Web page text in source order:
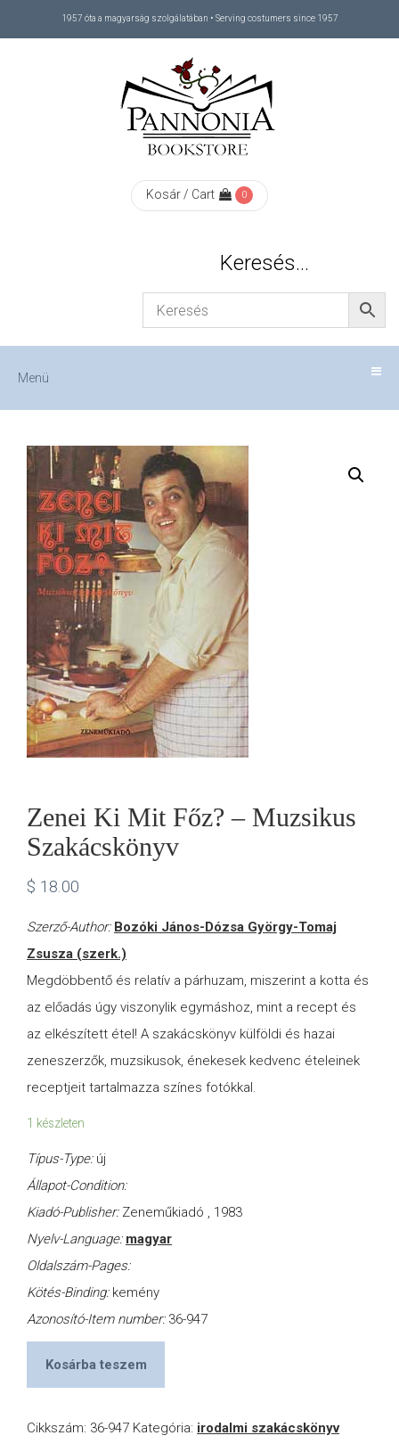
1957 óta a magyarság szolgálatában • Serving costumers since 1957
Kosár / Cart 0
Keresés…
Menü
SHOP
KAPCSOLAT
CONTACT
US
Zenei Ki Mit Főz? – Muzsikus
Szakácskönyv
$ 18.00
Szerző-Author: Bozóki János-Dózsa György-Tomaj
Zsusza (szerk.)
Megdöbbentő és relatív a párhuzam, miszerint a kotta és
az előadás úgy viszonylik egymáshoz, mint a recept és
az elkészített étel! A szakácskönyv külföldi és hazai
zeneszerzők, muzsikusok, énekesek kedvenc ételeinek
receptjeit tartalmazza színes fotókkal.
1 készleten
Típus-Type: új
Állapot-Condition:
Kiadó-Publisher: Zeneműkiadó , 1983
Nyelv-Language: magyar
Oldalszám-Pages:
Kötés-Binding: kemény
Azonosító-Item number: 36-947
Kosárba teszem
Cikkszám: 36-947 Kategória: irodalmi szakácskönyv